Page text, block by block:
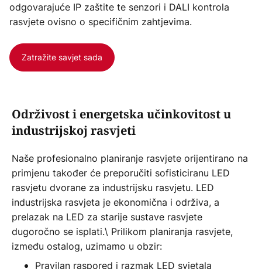
odgovarajuće IP zaštite te senzori i DALI kontrola
rasvjete ovisno o specifičnim zahtjevima.
Zatražite savjet sada
Održivost i energetska učinkovitost u
industrijskoj rasvjeti
Naše profesionalno planiranje rasvjete orijentirano na
primjenu također će preporučiti sofisticiranu LED
rasvjetu dvorane za industrijsku rasvjetu. LED
industrijska rasvjeta je ekonomična i održiva, a
prelazak na LED za starije sustave rasvjete
dugoročno se isplati.\ Prilikom planiranja rasvjete,
između ostalog, uzimamo u obzir:
Pravilan raspored i razmak LED svjetala